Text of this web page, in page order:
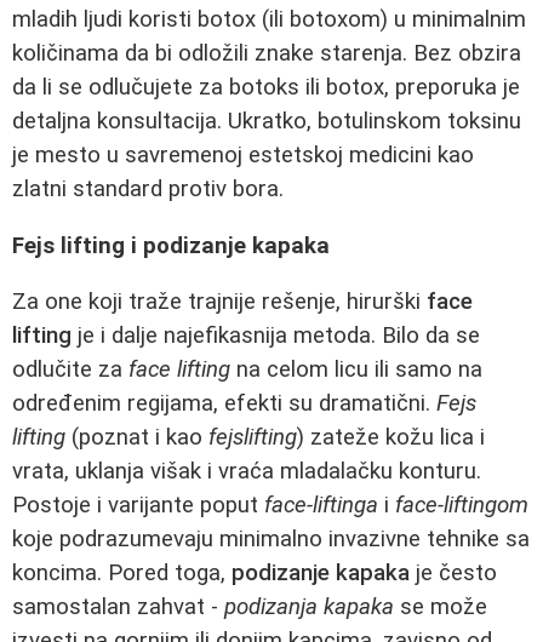
mladih ljudi koristi botox (ili botoxom) u minimalnim
količinama da bi odložili znake starenja. Bez obzira
da li se odlučujete za botoks ili botox, preporuka je
detaljna konsultacija. Ukratko, botulinskom toksinu
je mesto u savremenoj estetskoj medicini kao
zlatni standard protiv bora.
Fejs lifting i podizanje kapaka
Za one koji traže trajnije rešenje, hirurški face
lifting je i dalje najefikasnija metoda. Bilo da se
odlučite za face lifting na celom licu ili samo na
određenim regijama, efekti su dramatični. Fejs
lifting (poznat i kao fejslifting) zateže kožu lica i
vrata, uklanja višak i vraća mladalačku konturu.
Postoje i varijante poput face-liftinga i face-liftingom
koje podrazumevaju minimalno invazivne tehnike sa
koncima. Pored toga, podizanje kapaka je često
samostalan zahvat - podizanja kapaka se može